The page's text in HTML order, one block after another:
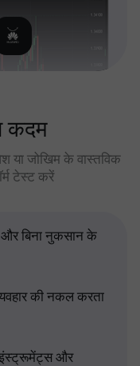
कदम
या जोखिम के वास्तविक
टेस्ट करें
बिना नुकसान के
की नकल करता
इंस्ट्रूमेंट्स और